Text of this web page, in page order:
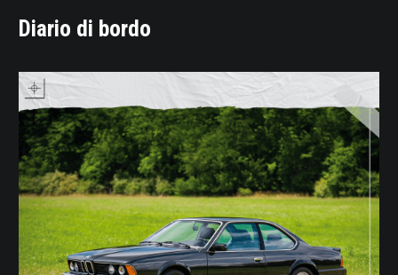
Diario di bordo